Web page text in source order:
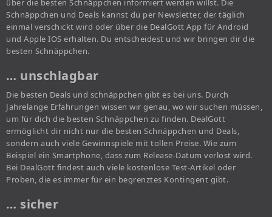
über die besten Schnäppchen informiert werden willst. Die
Schnäppchen und Deals kannst du per Newsletter, der täglich
einmal verschickt wird oder über die DealGott App für Android
und Apple IOS erhalten. Du entscheidest und wir bringen dir die
besten Schnäppchen.
… unschlagbar
Die besten Deals und schnäppchen gibt es bei uns. Durch
Jahrelange Erfahrungen wissen wir genau, wo wir suchen müssen,
um für dich die besten Schnäppchen zu finden. DealGott
ermöglicht dir nicht nur die besten Schnäppchen und Deals,
sondern auch viele Gewinnspiele mit tollen Preise. Wie zum
Beispiel ein Smartphone, dass zum Release-Datum verlost wird.
Bei DealGott findest auch viele kostenlose Test-Artikel oder
Proben, die es immer für ein begrenztes Kontingent gibt.
… sicher